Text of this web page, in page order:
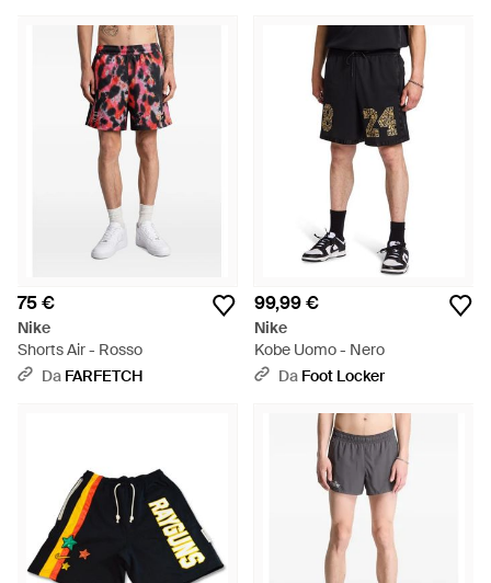
75 €
Nike
Shorts Air - Rosso
Da FARFETCH
99,99 €
Nike
Kobe Uomo - Nero
Da Foot Locker